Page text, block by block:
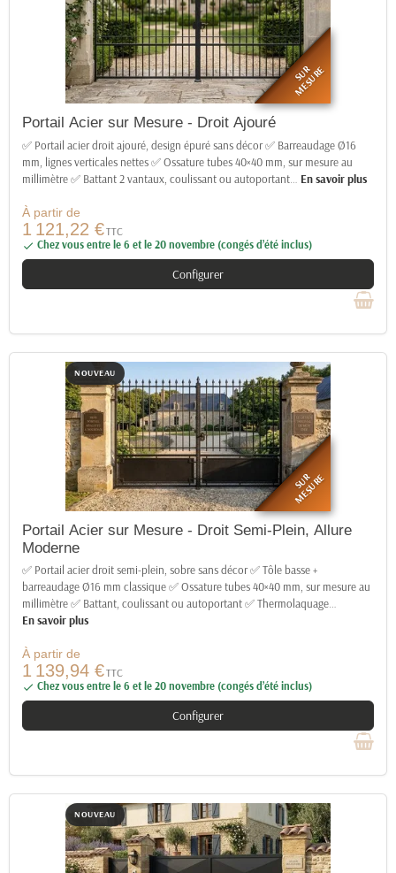
SUR
MESURE
Portail Acier sur Mesure - Droit Ajouré
✅ Portail acier droit ajouré, design épuré sans décor ✅ Barreaudage Ø16
mm, lignes verticales nettes ✅ Ossature tubes 40×40 mm, sur mesure au
millimètre ✅ Battant 2 vantaux, coulissant ou autoportant
En savoir plus
À partir de
1 121,22 €TTC
 Chez vous entre le 6 et le 20 novembre (congés d’été inclus)
Configurer
NOUVEAU
SUR
MESURE
Portail Acier sur Mesure - Droit Semi-Plein, Allure
Moderne
✅ Portail acier droit semi-plein, sobre sans décor ✅ Tôle basse +
barreaudage Ø16 mm classique ✅ Ossature tubes 40×40 mm, sur mesure au
millimètre ✅ Battant, coulissant ou autoportant ✅ Thermolaquage…
En savoir plus
À partir de
1 139,94 €TTC
 Chez vous entre le 6 et le 20 novembre (congés d’été inclus)
Configurer
NOUVEAU